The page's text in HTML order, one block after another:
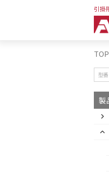
引掛
TOP
製